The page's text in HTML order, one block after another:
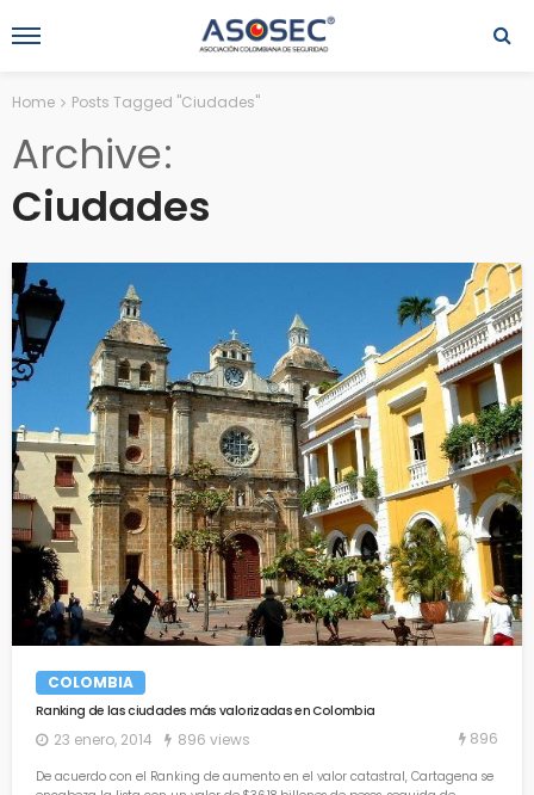
Home Posts Tagged "Ciudades"
Archive
Ciudades
COLOMBIA
Ranking de las ciudades más valorizadas en Colombia
23 enero, 2014 896 views 896
De acuerdo con el Ranking de aumento en el valor catastral, Cartagena se